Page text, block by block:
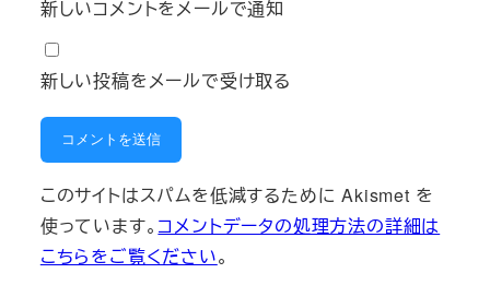
新しいコメントをメールで通知
新しい投稿をメールで受け取る
このサイトはスパムを低減するために Akismet を
使っています。 コメントデータの処理方法の詳細は
こちらをご覧ください。